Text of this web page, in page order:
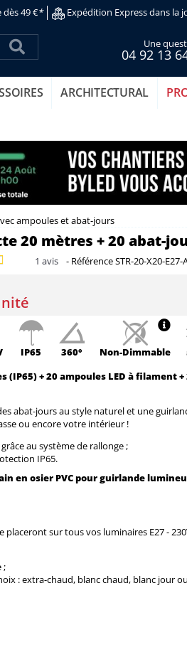
49 €* Expédition Express dans la
Une
04 92 13
ARCHITECTURAL
ampoules et abat-jours
20 mètres + 20 abat-
1 avis - RéférenceSTR-20-X20-E27-
IP65 360° Non-Dimmable
+ 20 ampoules LED à filament
abat-jours au style naturel et une
ou encore votre intérieur !
grâce au système de rallonge;
IP65.
en osier PVC pour guirlande
placeront sur tous vos luminaires E27 -
;
: extra-chaud, blanc chaud, blanc jour